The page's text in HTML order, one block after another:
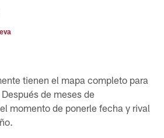
tienen el mapa completo para
de meses de
momento de ponerle fecha y rival